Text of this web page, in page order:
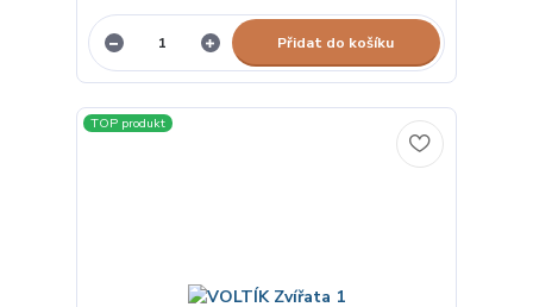
Přidat do košíku
TOP produkt